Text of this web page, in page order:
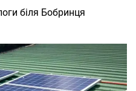
біля Бобринця